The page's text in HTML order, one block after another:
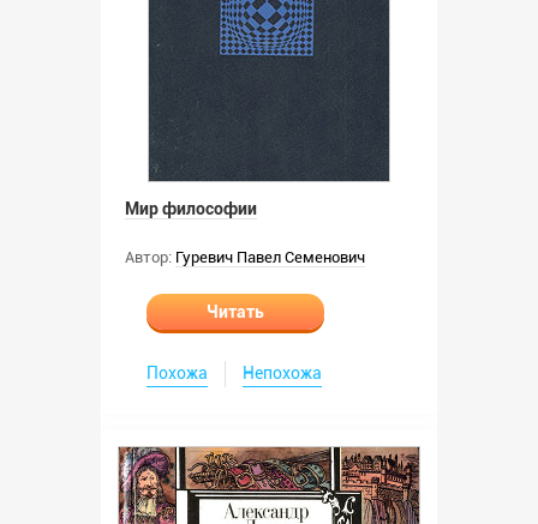
Мир философии
Автор: Гуревич Павел Семенович
Читать
Похожа Непохожа